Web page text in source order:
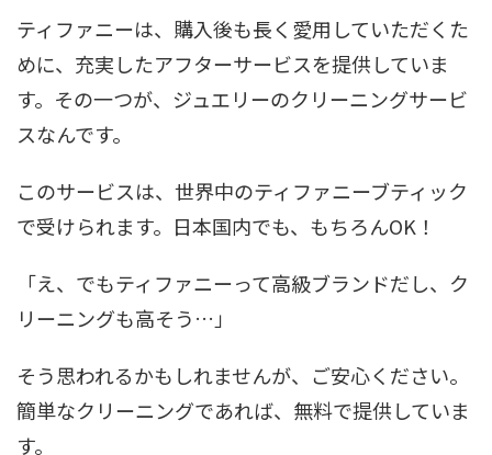
ティファニーは、購入後も長く愛用していただくた
めに、充実したアフターサービスを提供していま
す。その一つが、ジュエリーのクリーニングサービ
スなんです。
このサービスは、世界中のティファニーブティック
で受けられます。日本国内でも、もちろんOK！
「え、でもティファニーって高級ブランドだし、ク
リーニングも高そう…」
そう思われるかもしれませんが、ご安心ください。
簡単なクリーニングであれば、無料で提供していま
す。